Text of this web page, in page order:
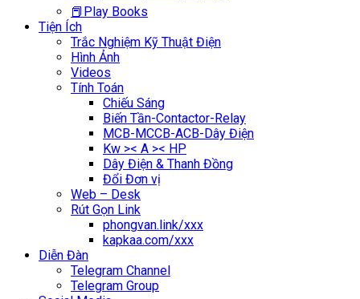
📕Play Books
Tiện Ích
Trắc Nghiệm Kỹ Thuật Điện
Hình Ảnh
Videos
Tính Toán
Chiếu Sáng
Biến Tần-Contactor-Relay
MCB-MCCB-ACB-Dây Điện
Kw >< A >< HP
Dây Điện & Thanh Đồng
Đổi Đơn vị
Web – Desk
Rút Gọn Link
phongvan.link/xxx
kapkaa.com/xxx
Diễn Đàn
Telegram Channel
Telegram Group